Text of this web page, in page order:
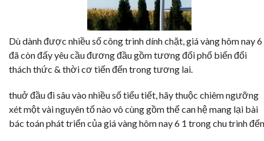
Dù dành được nhiều số công trình dính chặt, giá vàng hôm nay 6
đã còn đấy yêu cầu đương đầu gồm tương đối phổ biến đổi
thách thức & thời cơ tiến đến trong tương lai.
thuở đầu đi sâu vào nhiều số tiểu tiết, hãy thuộc chiêm ngưỡng
xét một vài nguyên tố nào vô cùng gồm thể can hệ mang lại bài
bác toán phát triển của giá vàng hôm nay 6 1 trong chu trình